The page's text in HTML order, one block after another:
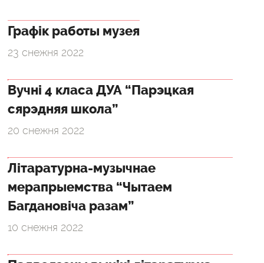
Графік работы музея
23 снежня 2022
Вучні 4 класа ДУА “Парэцкая
сярэдняя школа”
20 снежня 2022
Літаратурна-музычнае
мерапрыемства “Чытаем
Багдановіча разам”
10 снежня 2022